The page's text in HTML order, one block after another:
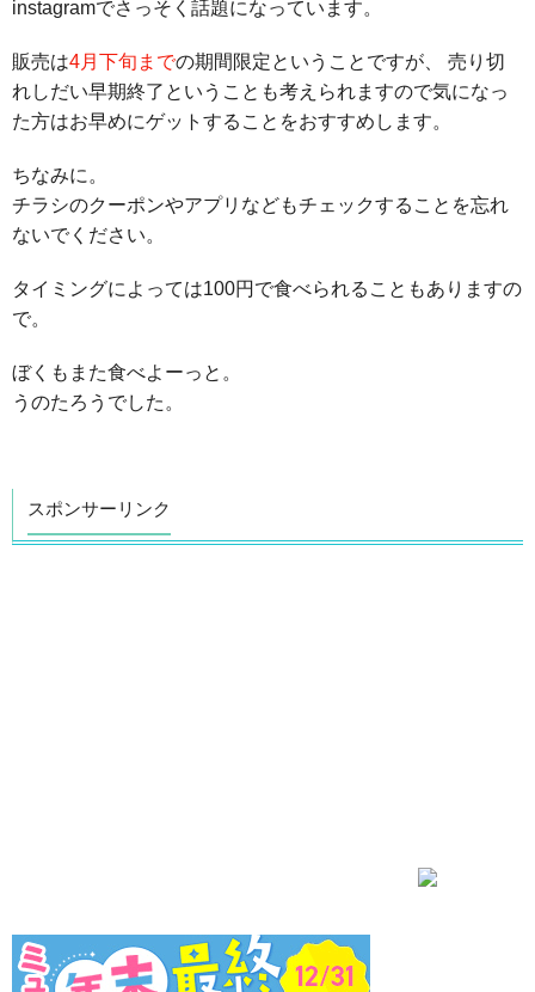
instagramでさっそく話題になっています。
販売は4月下旬までの期間限定ということですが、 売り切
れしだい早期終了ということも考えられますので気になっ
た方はお早めにゲットすることをおすすめします。
ちなみに。
チラシのクーポンやアプリなどもチェックすることを忘れ
ないでください。
タイミングによっては100円で食べられることもありますの
で。
ぼくもまた食べよーっと。
うのたろうでした。
スポンサーリンク